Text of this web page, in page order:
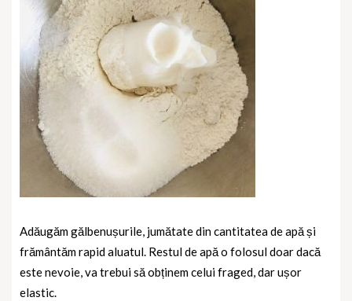
Adăugăm gălbenușurile, jumătate din cantitatea de apă și
frământăm rapid aluatul. Restul de apă o folosul doar dacă
este nevoie, va trebui să obținem celui fraged, dar ușor
elastic.